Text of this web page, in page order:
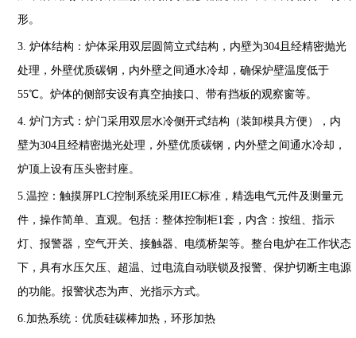
形。
3. 炉体结构： 炉体采用双层圆筒立式结构，内壁为304 且经精密抛光
处理，外壁优质碳钢，内外壁之间通水冷却，确保炉壁温度低于
55℃。炉体的侧部安设有真空抽接口、带有挡板的观察窗等。
4. 炉门方式： 炉门采用双层水冷侧开式结构（装卸模具方便），内
壁为304 且经精密抛光处理，外壁优质碳钢，内外壁之间通水冷却，
炉顶上设有压头密封座。
5. 温控：触摸屏PLC控制系统采用IEC标准，精选电气元件及测量元
件，操作简单、直观。包括：整体控制柜1 套，内含：按纽、指示
灯、报警器，空气开关、接触器、电缆桥架等。整台电炉在工作状态
下，具有水压欠压、超温、过电流自动联锁及报警、保护切断主电源
的功能。报警状态为声、光指示方式。
6. 加热系统：优质硅碳棒加热，环形加热